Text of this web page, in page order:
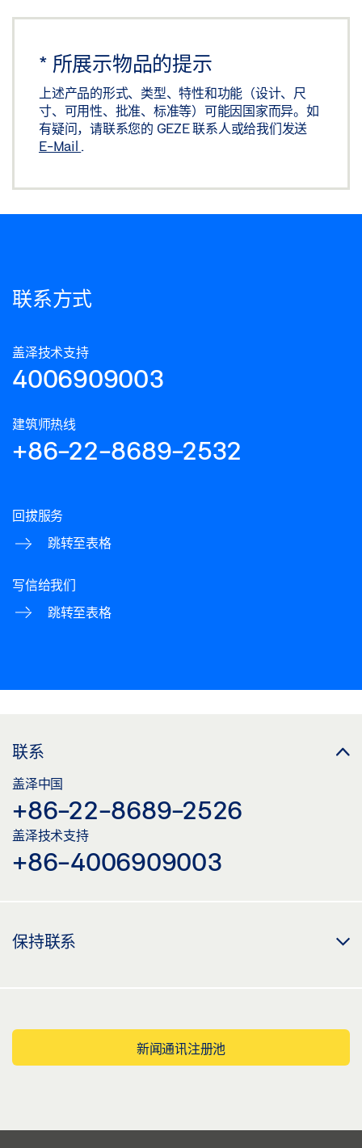
* 所展示物品的提示
上述产品的形式、类型、特性和功能（设计、尺
寸、可用性、批准、标准等）可能因国家而异。如
有疑问，请联系您的 GEZE 联系人或给我们发送
E-Mail
联系方式
盖泽技术支持
4006909003
建筑师热线
+86-22-8689-2532
回拔服务
跳转至表格
写信给我们
跳转至表格
联系
盖泽中国
+86-22-8689-2526
盖泽技术支持
+86-4006909003
保持联系
新闻通讯注册池